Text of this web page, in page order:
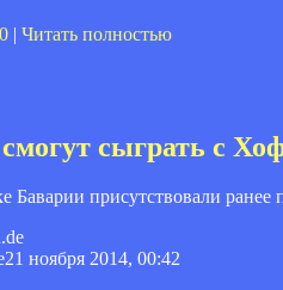
| Читать полностью
сыграть с
Баварии присутствовали
21 ноября 2014, 00:42